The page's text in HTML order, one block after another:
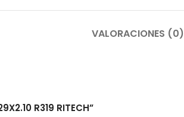
VALORACIONES (0)
R319 RITECH”